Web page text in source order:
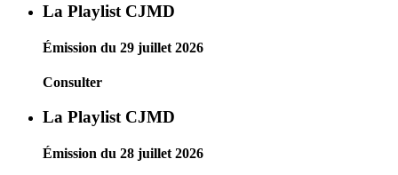
La Playlist CJMD
Émission du 29 juillet 2026
Consulter
La Playlist CJMD
Émission du 28 juillet 2026